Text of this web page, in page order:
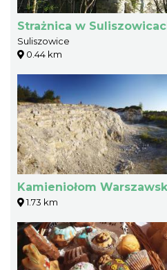
Strażnica w
Suliszowice
0.44 km
Kamieniołom
1.73 km